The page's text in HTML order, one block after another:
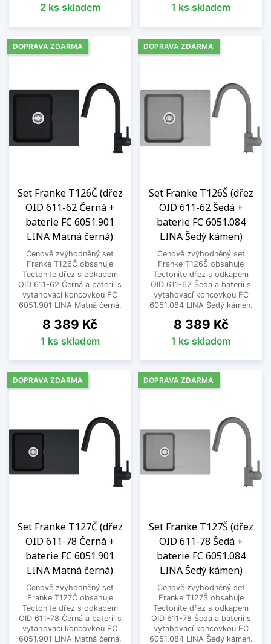
2 ks skladem 1 ks skladem
Set Franke T126Č (dřez
OID 611-62 Černá +
baterie FC 6051.901
LINA Matná černá)
Cenově zvýhodněný set
Franke T126Č obsahuje
Tectonite dřez s odkapem
OID 611-62 Černá a baterii s
vytahovací koncovkou FC
6051.901 LINA Matná černá.
Cena
8 389 Kč
1 ks skladem
DOPRAVA ZDARMA
Set Franke T126Š (dřez
OID 611-62 Šedá +
baterie FC 6051.084
LINA Šedý kámen)
Cenově zvýhodněný set
Franke T126Š obsahuje
Tectonite dřez s odkapem
OID 611-62 Šedá a baterii s
vytahovací koncovkou FC
6051.084 LINA Šedý kámen.
Cena
8 389 Kč
1 ks skladem
DOPRAVA ZDARMA
Set Franke T127Č (dřez
OID 611-78 Černá +
baterie FC 6051.901
LINA Matná černá)
Cenově zvýhodněný set
Franke T127Č obsahuje
Tectonite dřez s odkapem
OID 611-78 Černá a baterii s
vytahovací koncovkou FC
6051.901 LINA Matná černá.
DOPRAVA ZDARMA
Set Franke T127Š (dřez
OID 611-78 Šedá +
baterie FC 6051.084
LINA Šedý kámen)
Cenově zvýhodněný set
Franke T127Š obsahuje
Tectonite dřez s odkapem
OID 611-78 Šedá a baterii s
vytahovací koncovkou FC
6051.084 LINA Šedý kámen.
DOPRAVA ZDARMA